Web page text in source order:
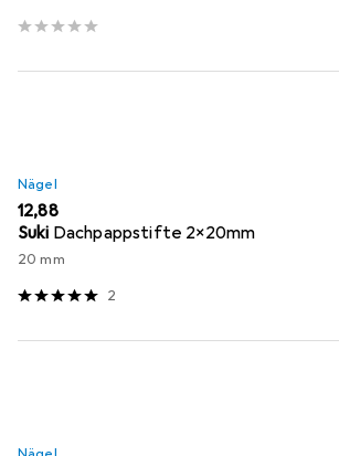
Nägel
EUR
12,88
Suki Dachpappstifte 2x20mm
20 mm
2